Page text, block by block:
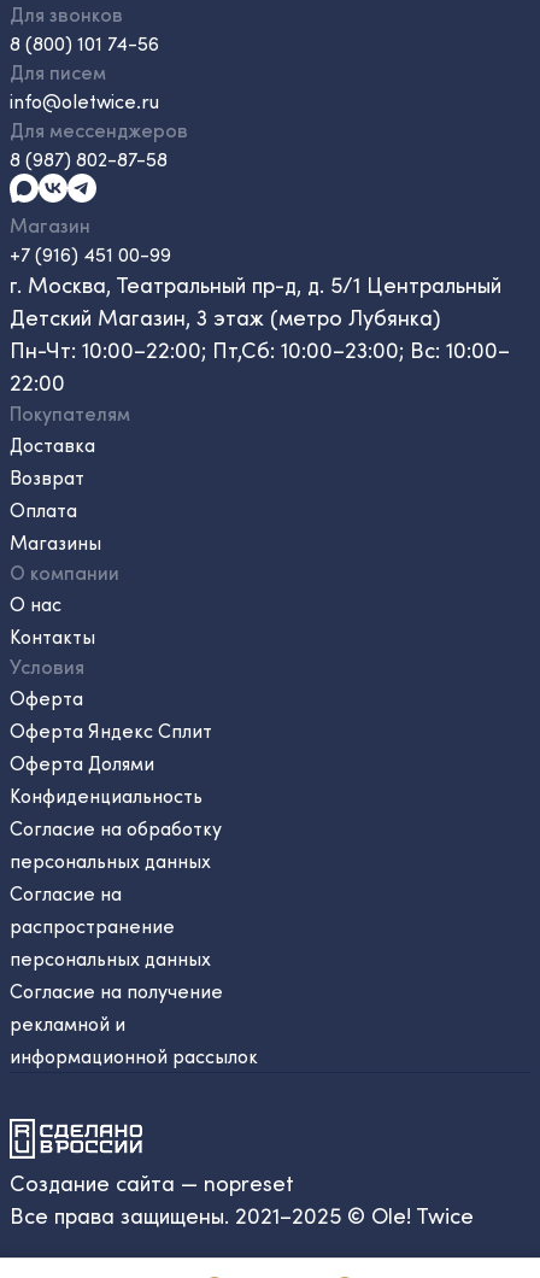
Для звонков
8 (800) 101 74-56
Для писем
info@oletwice.ru
Для мессенджеров
8 (987) 802-87-58
Магазин
+7 (916) 451 00-99
г. Москва, Театральный пр-д, д. 5/1 Центральный
Детский Магазин, 3 этаж (метро Лубянка)
Пн-Чт: 10:00–22:00; Пт,Сб: 10:00–23:00; Вс: 10:00–
22:00
Покупателям
Доставка
Возврат
Оплата
Магазины
О компании
О нас
Контакты
Условия
Оферта
Оферта Яндекс Сплит
Оферта Долями
Конфиденциальность
Согласие на обработку
персональных данных
Согласие на
распространение
персональных данных
Согласие на получение
рекламной и
информационной рассылок
Создание сайта — nopreset
Все права защищены. 2021–2025 © Ole! Twice